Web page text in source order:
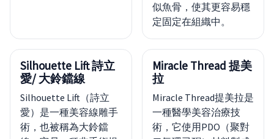
似魚骨，使其更容易穩
定固定在組織中。
Silhouette Lift 詩立
愛/ 大鈴鐺線
Silhouette Lift（詩立
愛）是一種美容線雕手
術，也被稱為大鈴鐺
Miracle Thread 提美
拉
Miracle Thread提美拉是
一種醫學美容治療技
術，它使用PDO（聚對